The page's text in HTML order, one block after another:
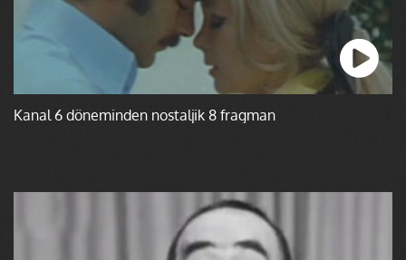
Kanal 6 döneminden nostaljik 8 fragman